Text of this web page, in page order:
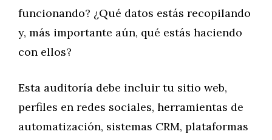
funcionando? ¿Qué datos estás recopilando
y, más importante aún, qué estás haciendo
con ellos?
Esta auditoría debe incluir tu sitio web,
perfiles en redes sociales, herramientas de
automatización, sistemas CRM, plataformas